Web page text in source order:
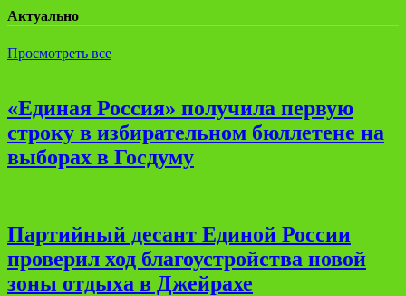
Актуально
Просмотреть все
«Единая Россия» получила первую
строку в избирательном бюллетене на
выборах в Госдуму
Партийный десант Единой России
проверил ход благоустройства новой
зоны отдыха в Джейрахе